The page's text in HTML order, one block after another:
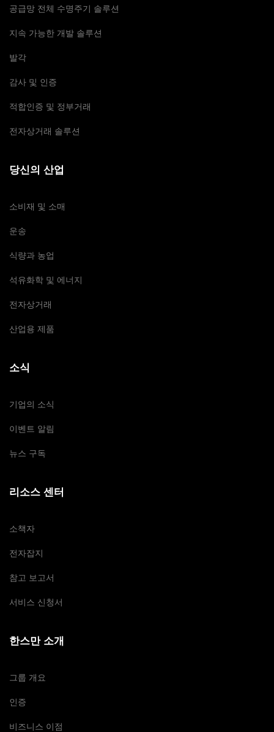
공급망 전체 수명주기 솔루션
지속 가능한 개발 솔루션
발각
감사 및 인증
적합인증 및 정부거래
전자상거래 솔루션
당신의 산업
소비재 및 소매
운송
식량과 농업
석유화학 및 에너지
전자상거래
산업용 제품
소식
기업의 소식
이벤트 알림
뉴스 구독
리소스 센터
소책자
전자잡지
참고 보고서
서비스 신청서
한스만 소개
그룹 개요
인증
비즈니스 이점